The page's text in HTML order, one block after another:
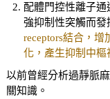
配體門控性離子
強抑制性突觸而發
receptors結合，增
化，產生抑制中樞
以前曾經分析過靜脈
關知識。